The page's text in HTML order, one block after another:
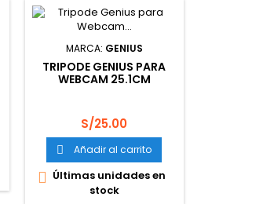
MARCA: GENIUS
TRIPODE GENIUS PARA
WEBCAM 25.1CM
Precio
S/25.00
 Añadir al carrito
 Últimas unidades en
stock